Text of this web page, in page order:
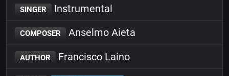
SINGER Instrumental
COMPOSER Anselmo Aieta
AUTHOR Francisco Laino